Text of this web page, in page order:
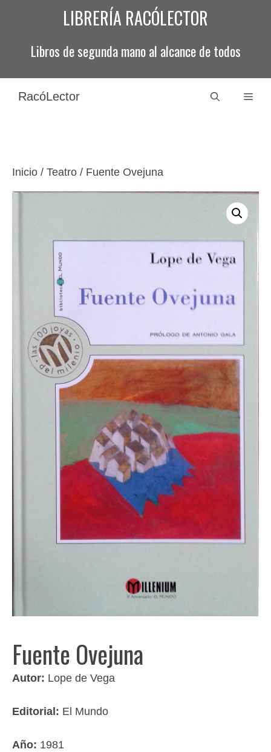
LIBRERÍA RACÓLECTOR
Libros de segunda mano al alcance de todos
RacóLector
Inicio / Teatro / Fuente Ovejuna
Fuente Ovejuna
Autor: Lope de Vega
Editorial: El Mundo
Año: 1981